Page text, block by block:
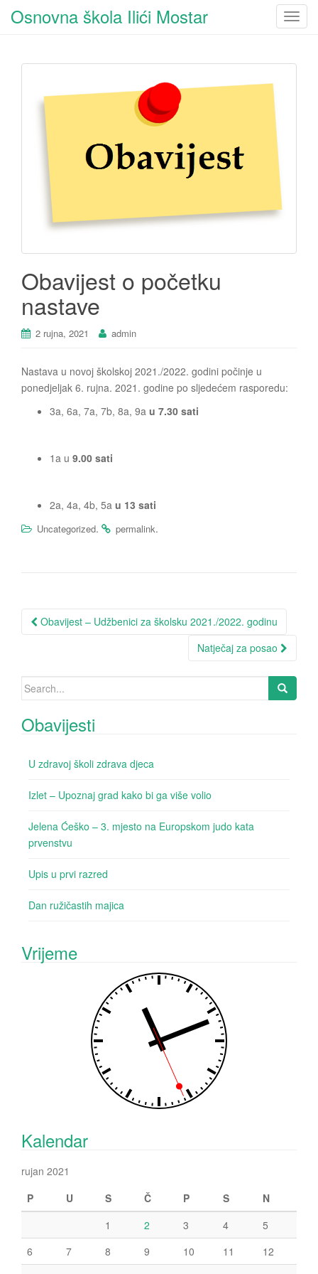
T
g
Osnovna škola Ilići Mostar
Obavijest o početku
nastave
2 rujna, 2021 admin
Nastava u novoj školskoj 2021./2022. godini počinje u
ponedjeljak 6. rujna. 2021. godine po sljedećem rasporedu:
3a, 6a, 7a, 7b, 8a, 9a u 7.30 sati
1a u 9.00 sati
2a, 4a, 4b, 5a u 13 sati
Uncategorized. permalink.
Post navigation
Obavijest – Udžbenici za školsku 2021./2022. godinu
Natječaj za posao
Search for:
Obavijesti
U zdravoj školi zdrava djeca
Izlet – Upoznaj grad kako bi ga više volio
Jelena Ćeško – 3. mjesto na Europskom judo kata
prvenstvu
Upis u prvi razred
Dan ružičastih majica
Vrijeme
Kalendar
rujan 2021
P
U S Č P S
N
1
2 3 4
5
6
7 8 9 10 11
12